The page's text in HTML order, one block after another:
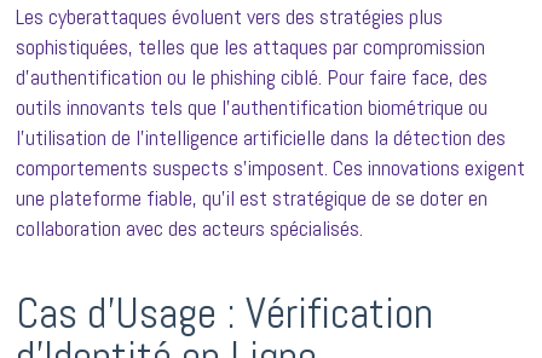
Les cyberattaques évoluent vers des stratégies plus
sophistiquées, telles que les attaques par compromission
d’authentification ou le phishing ciblé. Pour faire face, des
outils innovants tels que l’authentification biométrique ou
l’utilisation de l’intelligence artificielle dans la détection des
comportements suspects s’imposent. Ces innovations exigent
une plateforme fiable, qu’il est stratégique de se doter en
collaboration avec des acteurs spécialisés.
Cas d’Usage : Vérification